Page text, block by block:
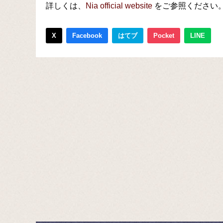
詳しくは、 Nia official website をご参照ください
X Facebook はてブ Pocket LINE